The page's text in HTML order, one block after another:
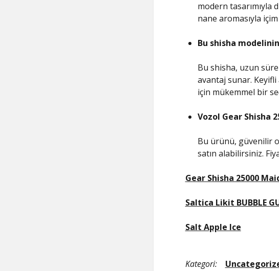
modern tasarımıyla
nane aromasıyla
Bu shisha
Bu shisha, uzun
avantaj sunar. Keyifli
için mükemmel bir
Vozol Gear Shisha
Bu ürünü, güvenilir
satın alabilirsiniz.
Gear Shisha 25000
Saltica Likit BUBBLE
Salt Apple Ice
Kategori: